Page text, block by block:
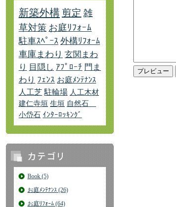
新築外構 剪定 雑
草対策 お庭ﾘﾌｫｰﾑ
駐車ｽﾍﾟｰｽ 外構ﾘﾌｫｰﾑ
車庫まわり 玄関まわ
り 目隠し ｱﾌﾟﾛｰﾁ 門ま
わり ﾌｪﾝｽ お庭ﾒﾝﾃﾅﾝｽ
人工芝 駐輪場 人工木材
建仁寺垣 生垣 自然石
小岱石 ｲﾝﾀｰﾛｯｷﾝｸﾞ
Book (5)
お庭ﾒﾝﾃﾅﾝｽ (26)
お庭ﾘﾌｫｰﾑ (64)